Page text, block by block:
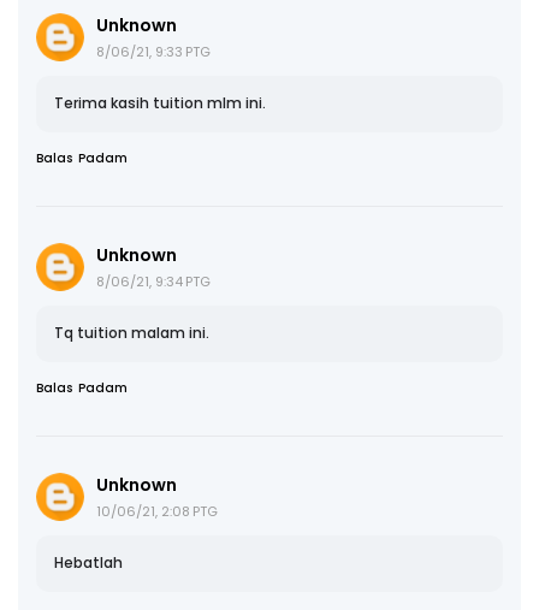
Unknown
8/06/21, 9:33 PTG
Terima kasih tuition mlm ini.
Balas Padam
Unknown
8/06/21, 9:34 PTG
Tq tuition malam ini.
Balas Padam
Unknown
10/06/21, 2:08 PTG
Hebatlah